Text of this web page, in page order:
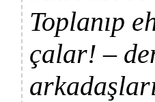
Toplanıp
çalar! –